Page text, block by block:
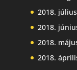
2018. július
2018.
2018.
2018.